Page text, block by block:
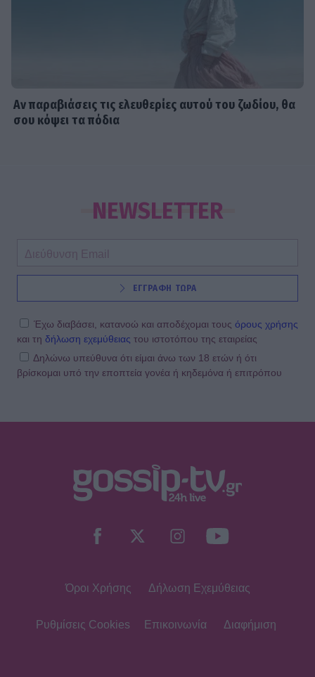
Αν παραβιάσεις τις ελευθερίες αυτού του ζωδίου, θα
σου κόψει τα πόδια
NEWSLETTER
ΕΓΓΡΑΦΗ ΤΩΡΑ
Έχω διαβάσει, κατανοώ και αποδέχομαι τους όρους χρήσης
και τη δήλωση εχεμύθειας του ιστοτόπου της εταιρείας
Δηλώνω υπεύθυνα ότι είμαι άνω των 18 ετών ή ότι
βρίσκομαι υπό την εποπτεία γονέα ή κηδεμόνα ή επιτρόπου
Όροι Χρήσης Δήλωση Εχεμύθειας
Ρυθμίσεις Cookies Επικοινωνία Διαφήμιση